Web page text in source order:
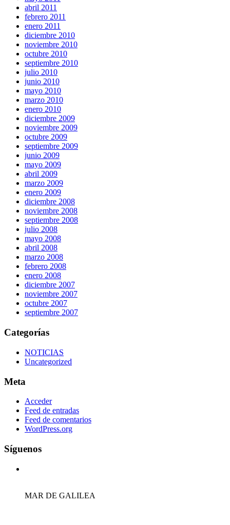
abril 2011
febrero 2011
enero 2011
diciembre 2010
noviembre 2010
octubre 2010
septiembre 2010
julio 2010
junio 2010
mayo 2010
marzo 2010
enero 2010
diciembre 2009
noviembre 2009
octubre 2009
septiembre 2009
junio 2009
mayo 2009
abril 2009
marzo 2009
enero 2009
diciembre 2008
noviembre 2008
septiembre 2008
julio 2008
mayo 2008
abril 2008
marzo 2008
febrero 2008
enero 2008
diciembre 2007
noviembre 2007
octubre 2007
septiembre 2007
Categorías
NOTICIAS
Uncategorized
Meta
Acceder
Feed de entradas
Feed de comentarios
WordPress.org
Síguenos
MAR DE GALILEA